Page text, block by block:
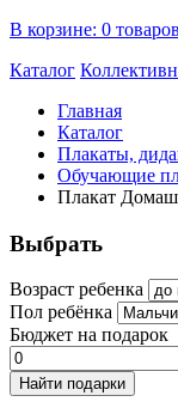
В корзине: 0 товаров
Каталог
Главная
Каталог
Плакаты,
Обучающие
Плакат
Выбрать
Возраст ребенка
Пол ребёнка
Бюджет на подарок
Найти подарки